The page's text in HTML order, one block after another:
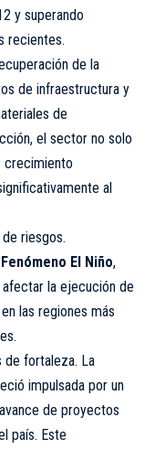
y superando
recientes.
de la
de infraestructura y
de
el sector no solo
crecimiento
al
riesgos.
Fenómeno El Niño,
la ejecución de
las regiones más
de fortaleza. La
impulsada por un
de proyectos
país. Este